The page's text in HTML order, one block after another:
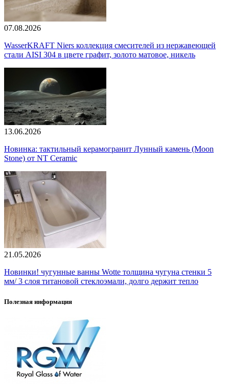
07.08.2026
WasserKRAFT Niers коллекция смесителей из нержавеющей
стали AISI 304 в цвете графит, золото матовое, никель
13.06.2026
Новинка: тактильный керамогранит Лунный камень (Moon
Stone) от NT Ceramic
21.05.2026
Новинки! чугунные ванны Wotte толщина чугуна стенки 5
мм/ 3 слоя титановой стеклоэмали, долго держит тепло
Полезная информация